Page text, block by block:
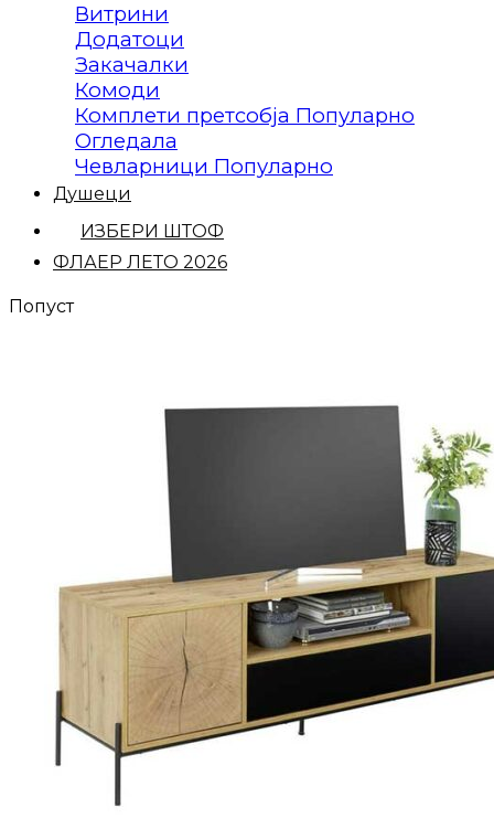
Витрини
Додатоци
Закачалки
Комоди
Комплети претсобја
Огледала
Чевларници
Душеци
ИЗБЕРИ ШТОФ
ФЛАЕР ЛЕТО 2026
Попуст